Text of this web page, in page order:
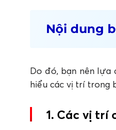
Nội dung
1. Các vị trí
1.2 Khe hở
1.3 Điểm nối
3. Tổng kết
FAQ: Câu hỏi
Do đó, bạn nên lựa
hiểu các vị trí trong
1. Các vị trí